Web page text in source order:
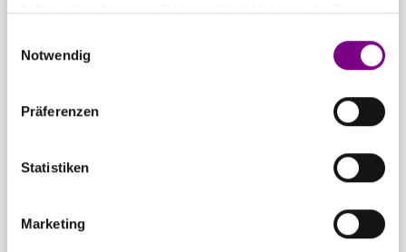
haben oder die sie im Rahmen Ihrer Nutzung der Dienste
Notwendig
Präferenzen
Statistiken
Marketing
Caparol Farbenshops und Farbencenter in
deiner Nähe
Alle wichtigen Unterlagen an einem Ort